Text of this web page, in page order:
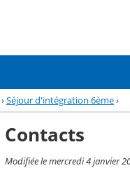
›Séjour d'intégration 6ème›
Contacts
Modifiée le mercredi 4 janvier